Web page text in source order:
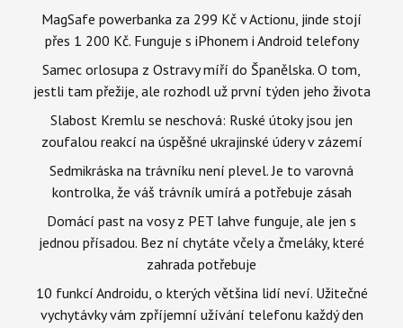
MagSafe powerbanka za 299 Kč v Actionu, jinde stojí
přes 1 200 Kč. Funguje s iPhonem i Android telefony
Samec orlosupa z Ostravy míří do Španělska. O tom,
jestli tam přežije, ale rozhodl už první týden jeho života
Slabost Kremlu se neschová: Ruské útoky jsou jen
zoufalou reakcí na úspěšné ukrajinské údery v zázemí
Sedmikráska na trávníku není plevel. Je to varovná
kontrolka, že váš trávník umírá a potřebuje zásah
Domácí past na vosy z PET lahve funguje, ale jen s
jednou přísadou. Bez ní chytáte včely a čmeláky, které
zahrada potřebuje
10 funkcí Androidu, o kterých většina lidí neví. Užitečné
vychytávky vám zpříjemní užívání telefonu každý den